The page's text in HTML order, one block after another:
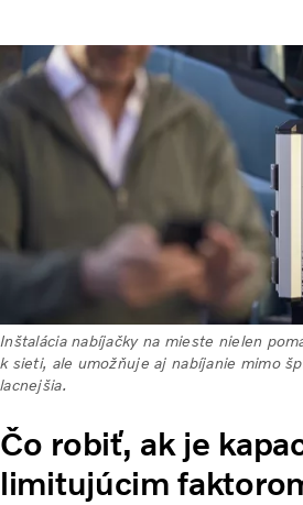
Inštalácia nabíjačky na mieste nielen
k sieti, ale umožňuje aj nabíjanie mimo
lacnejšia.
Čo robiť, ak je
limitujúcim